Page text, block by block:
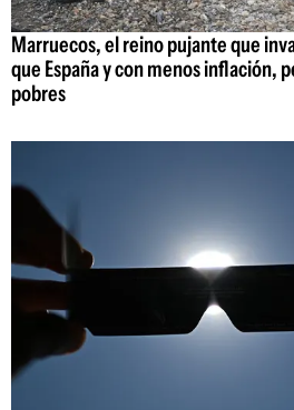
Marruecos, el reino pujante que
que España y con menos inflación,
pobres